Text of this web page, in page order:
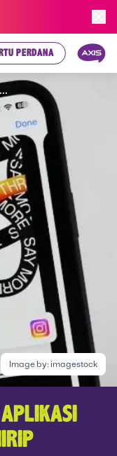
PERDANA
Image by:imagestock
APLIKASI